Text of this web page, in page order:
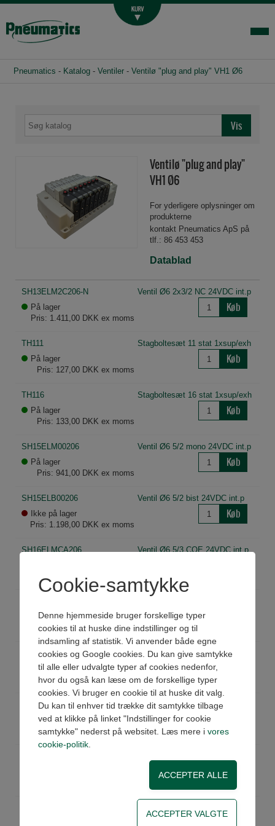
Fittings og slange
Pneumatics - Katalog - Ventiler - Ventilø "plug and play" VH1 Ø6
Ventilø "plug and play"
VH1 Ø6
For yderligere oplysninger om
produkterne
kontakt Pneumatics ApS på
tlf.: 86 453 453
Datablad
SH13ELM2C206-N
Ventil Ø6 2x3/2 NC 24VDC int.p
På lager
Pris: 1.411,00 DKK ex moms
Køb
TH111
Stagboltesæt 11 stat 1xsup/exh
På lager
Pris: 127,00 DKK ex moms
Køb
TH116
Stagboltesæt 16 stat 1xsup/exh
På lager
Pris: 133,00 DKK ex moms
Køb
SH15ELM00206
Ventil Ø6 5/2 mono 24VDC int.p
På lager
Pris: 941,00 DKK ex moms
Køb
SH15ELB00206
Ventil Ø6 5/2 bist 24VDC int.p
Ikke på lager
Pris: 1.198,00 DKK ex moms
Køb
SH16ELMCA206
Ventil Ø6 5/3 COE 24VDC int.p
Pris: 1.411,00 DKK ex moms
På lager
Pris: 1.411,00 DKK ex moms
SH1M06
Blankingplate Ø6 mono
På lager
Pris: 599,00 DKK ex moms
SH1B06
Blankingplate Ø6 bist.
På lager
Pris: 599,00 DKK ex moms
Køb
Køb
Cookie-samtykke
Denne hjemmeside bruger forskellige typer
cookies til at huske dine indstillinger og til
indsamling af statistik. Vi anvender både egne
cookies og Google cookies. Du kan give samtykke
til alle eller udvalgte typer af cookies nedenfor,
hvor du også kan læse om de forskellige typer
cookies. Vi bruger en cookie til at huske dit valg.
Du kan til enhver tid trække dit samtykke tilbage
ved at klikke på linket "Indstillinger for cookie
samtykke" nederst på websitet. Læs mere i vores
cookie-politik